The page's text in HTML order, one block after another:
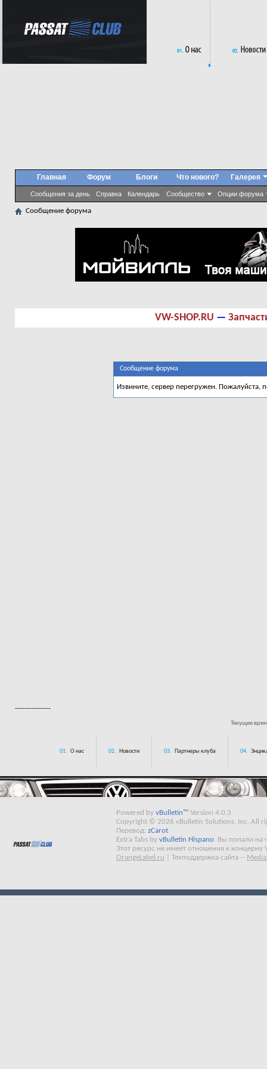
Главная Форум
Сообщения за день Справка Календарь Сообщество Опции форума
Блоги Что нового? Галерея
Сообщение форума
VW-SHOP.RU —
Сообщение форума
Извините, сервер перегружен. Пожалуйста,
---------------
Текущее
01. О нас 02. Новости 03. Партнеры клуба 04.
Powered by vBulletin™ Version 4.0.3
Copyright © 2026 vBulletin Solutions, Inc. All
Перевод: zCarot
Extra Tabs by vBulletin Hispano
Вы попали на
Этот ресурс не имеет отношения к концерну
OrangeLabel.ru
Техподдержка сайта --